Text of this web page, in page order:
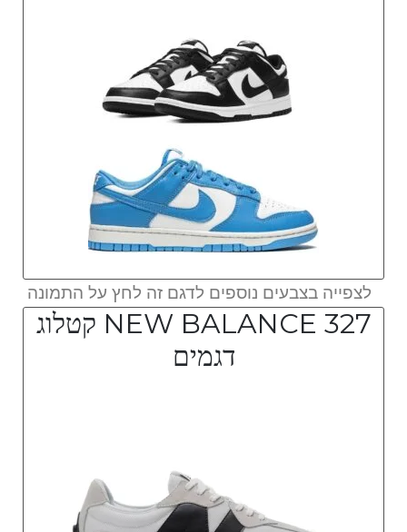
לצפייה בצבעים נוספים לדגם זה לחץ על התמונה
NEW BALANCE 327 קטלוג
דגמים